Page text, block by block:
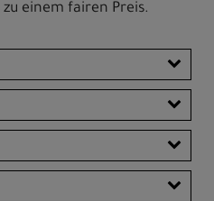
einem fairen Preis.
EUR